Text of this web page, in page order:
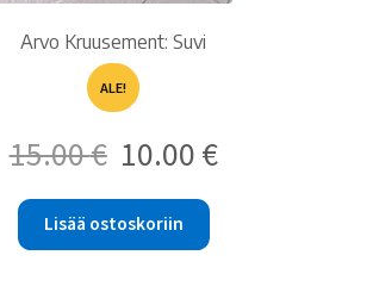
Arvo Kruusement: Suvi
ALE!
15.00€
hinta
15.00 €.
10.00 €hinta
Lisää ostoskoriin